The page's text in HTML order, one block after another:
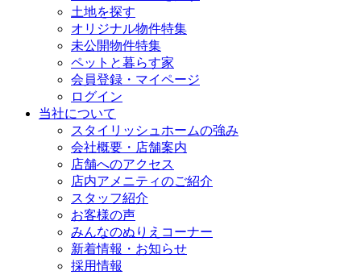
土地を探す
オリジナル物件特集
未公開物件特集
ペットと暮らす家
会員登録・マイページ
ログイン
当社について
スタイリッシュホームの強み
会社概要・店舗案内
店舗へのアクセス
店内アメニティのご紹介
スタッフ紹介
お客様の声
みんなのぬりえコーナー
新着情報・お知らせ
採用情報